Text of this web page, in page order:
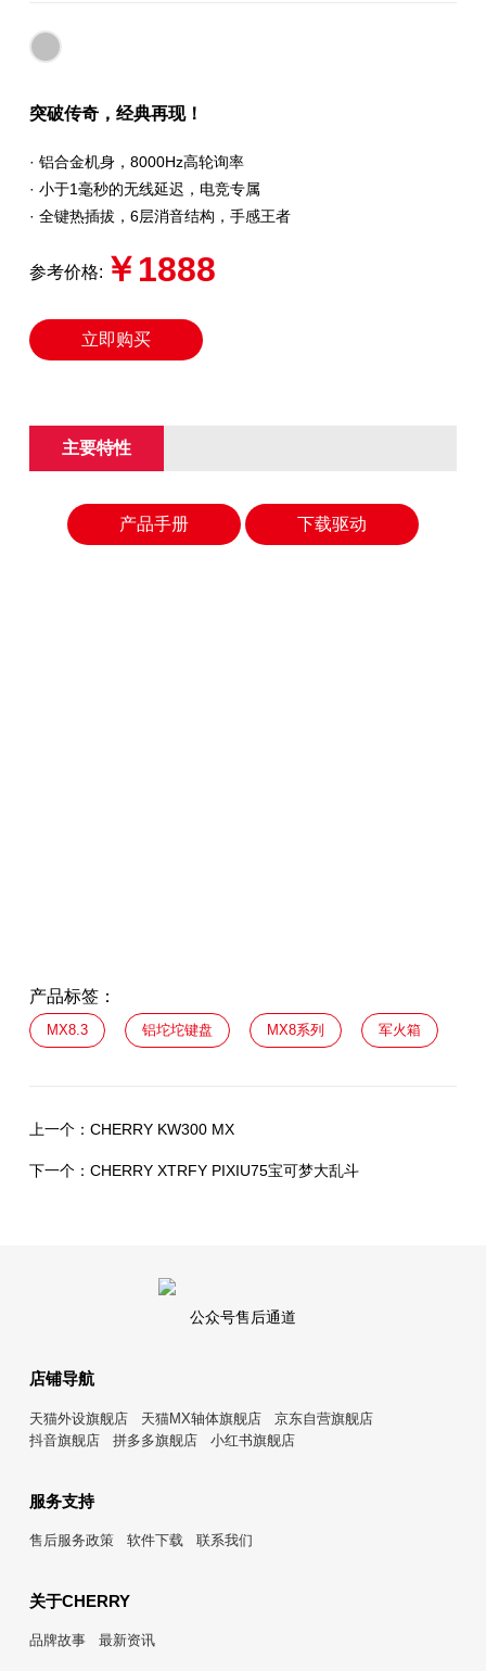
突破传奇，经典再现！
· 铝合金机身，8000Hz高轮询率
· 小于1毫秒的无线延迟，电竞专属
· 全键热插拔，6层消音结构，手感王者
参考价格: ￥1888
立即购买
主要特性
产品手册 下载驱动
产品标签：
MX8.3 铝坨坨键盘 MX8系列 军火箱
上一个： CHERRY KW300 MX
下一个： CHERRY XTRFY PIXIU75宝可梦大乱斗
公众号售后通道
店铺导航
天猫外设旗舰店 天猫MX轴体旗舰店
京东自营旗舰店
抖音旗舰店
拼多多旗舰店 小红书旗舰店
服务支持
售后服务政策 软件下载 联系我们
关于CHERRY
品牌故事 最新资讯